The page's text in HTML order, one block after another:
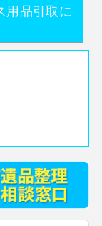
用品引取に